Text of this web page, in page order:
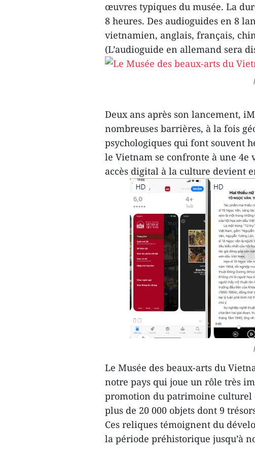
œuvres typiques du musée. La
8 heures. Des audioguides en 8
vietnamien, anglais, français,
(L’audioguide en allemand sera
Deux ans après son lancement,
nombreuses barrières, à la fois
psychologiques qui font souvent
le Vietnam se confronte à une 4e
accès digital à la culture devient
Le Musée des beaux-arts du
notre pays qui joue un rôle très
promotion du patrimoine
plus de 20 000 objets dont 9
Ces reliques témoignent du
la période préhistorique jusqu’à